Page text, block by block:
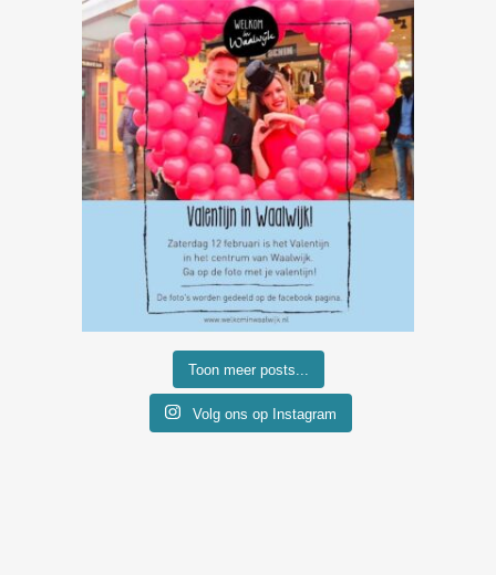
Toon meer posts...
Volg ons op Instagram